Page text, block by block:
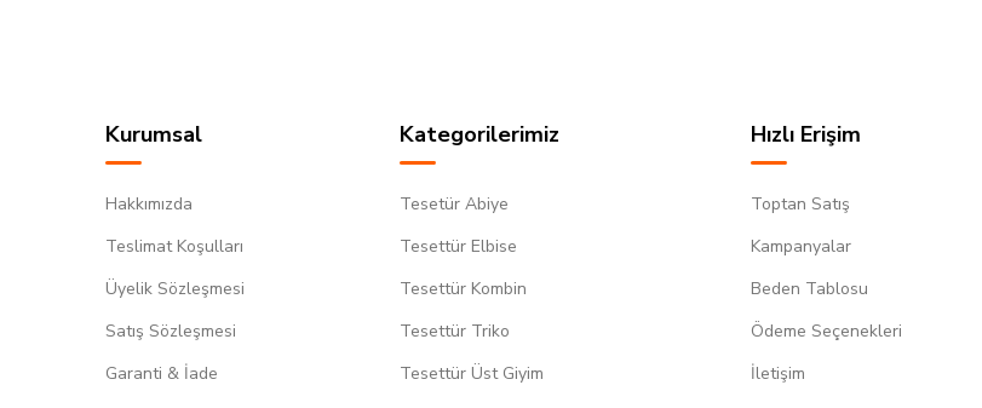
Kurumsal
Hakkımızda
Teslimat Koşulları
Üyelik Sözleşmesi
Satış Sözleşmesi
Garanti & İade
Kategorilerimiz
Tesetür Abiye
Tesettür Elbise
Tesettür Kombin
Tesettür Triko
Tesettür Üst Giyim
Hızlı Erişim
Toptan Satış
Kampanyalar
Beden Tablosu
Ödeme Seçenekleri
İletişim